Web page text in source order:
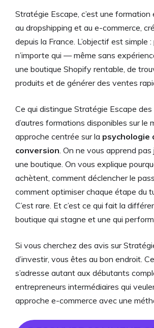
Stratégie Escape, c’est une formation
au dropshipping et au e-commerce,
depuis la France. L’objectif est simple
n’importe qui — même sans
une boutique Shopify rentable, de
produits et de générer des ventes
Ce qui distingue Stratégie Escape
d’autres formations disponibles sur le
approche centrée sur la psychologie
conversion . On ne vous apprend
une boutique. On vous explique
achètent, comment déclencher le
comment optimiser chaque étape du
C’est rare. Et c’est ce qui fait la
boutique qui stagne et une qui
Si vous cherchez des avis sur
d’investir, vous êtes au bon endroit.
s’adresse autant aux débutants
entrepreneurs intermédiaires qui
approche e-commerce avec une